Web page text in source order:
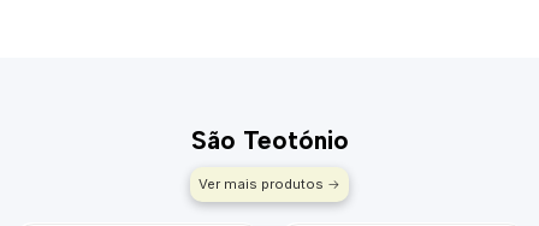
São Teotónio
Ver mais produtos